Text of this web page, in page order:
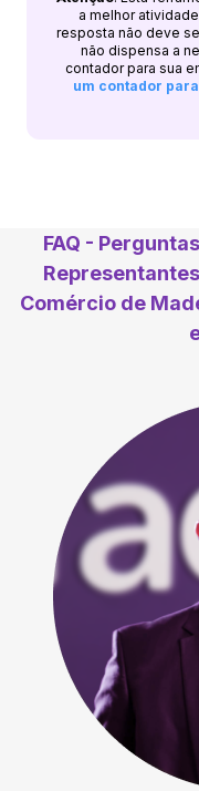
a melhor
resposta não deve
não dispensa a
contador para sua
um contador
FAQ -
Comércio de